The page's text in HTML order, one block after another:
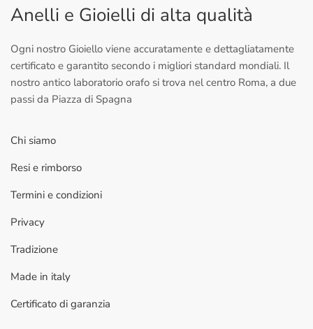
Anelli e Gioielli di alta qualità
Ogni nostro Gioiello viene accuratamente e dettagliatamente
certificato e garantito secondo i migliori standard mondiali. Il
nostro antico laboratorio orafo si trova nel centro Roma, a due
passi da Piazza di Spagna
Chi siamo
Resi e rimborso
Termini e condizioni
Privacy
Tradizione
Made in italy
Certificato di garanzia